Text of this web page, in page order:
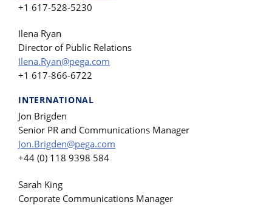
+1 617-528-5230
Ilena Ryan
Director of Public Relations
Ilena.Ryan@pega.com
+1 617-866-6722
INTERNATIONAL
Jon Brigden
Senior PR and Communications Manager
Jon.Brigden@pega.com
+44 (0) 118 9398 584
Sarah King
Corporate Communications Manager